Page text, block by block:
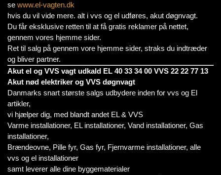
se www.el-vagten.dk
hvis du vil vide mere. alt i vvs og el udføres, akut døgnvagt.
Du får eksklusive retten til at få gratis reklamer på nettet,
gennem vores hjemme sider.
Ret til salg på gennem vore hjemme sider, straks du indtræder
og bliver partner.
Akut el og VVS vagt udkald EL 40 33 34 00 VVS 22 22 77 13
Akut nød elektriker og VVS døgnvagt
Danmarks snart største salgs udbydere inden for vvs og El
artikler,
vi hjælper dig, med blandt andet EL & VVS
Varme installationer, EL installationer, Vand installationer, Gas
installationer,
Brændeovne, Pille fyr, Gas fyr, Fjernvarme installationer, alle
vvs og el installationer
samt leverer alle dine byggematerialer